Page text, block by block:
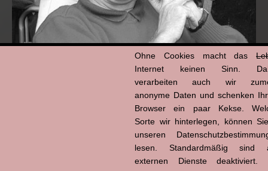
Ohne Cookies macht das
Internet keinen Sinn.
verarbeiten auch wir
anonyme Daten und schenken
Browser ein paar Kekse.
Sorte wir hinterlegen, können
unseren
lesen. Standardmäßig sind
externen Dienste deaktiviert.